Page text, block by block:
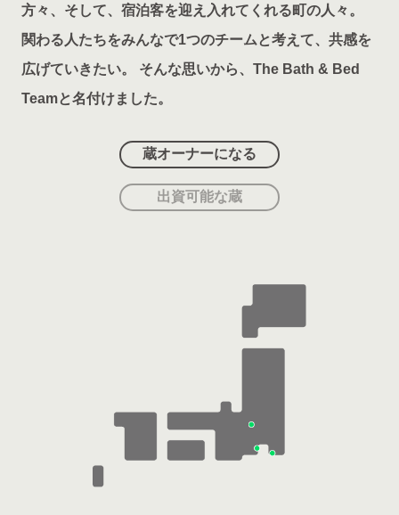
方々、そして、宿泊客を迎え入れてくれる町の人々。
関わる人たちをみんなで1つのチームと考えて、共感を
広げていきたい。
そんな思いから、The Bath & Bed
Teamと名付けました。
蔵オーナーになる
出資可能な蔵